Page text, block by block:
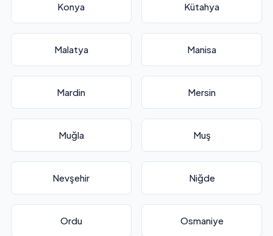
Konya Kütahya
Malatya Manisa
Mardin Mersin
Muğla Muş
Nevşehir Niğde
Ordu Osmaniye